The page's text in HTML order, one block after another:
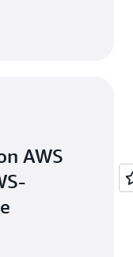
AWS